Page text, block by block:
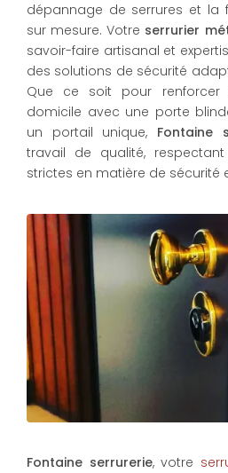
dépannage de serrures et la
sur mesure. Votre serrurier
savoir-faire artisanal et
des solutions de sécurité
Que ce soit pour
domicile avec une porte
un portail unique, Fontaine
travail de qualité,
strictes en matière de sécurité
Fontaine serrurerie, votre